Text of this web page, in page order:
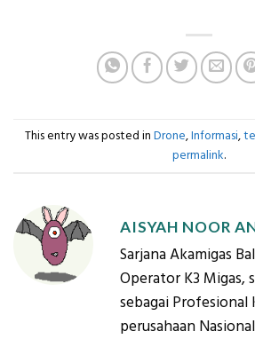
This entry was posted in Drone,Informasi,
permalink.
AISYAH NOOR
Sarjana Akamigas
Operator K3 Migas,
sebagai Profesional
perusahaan